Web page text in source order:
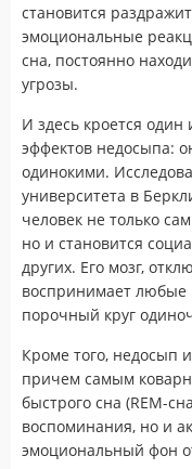
становится
эмоциональные
сна, постоянно
угрозы.
И здесь кроется
эффектов недосыпа:
одинокими.
университета в
человек не только
но и становится
других. Его мозг,
воспринимает любые
порочный круг
Кроме того, недосып
причем самым
быстрого сна (REM-
воспоминания, но и
эмоциональный фон